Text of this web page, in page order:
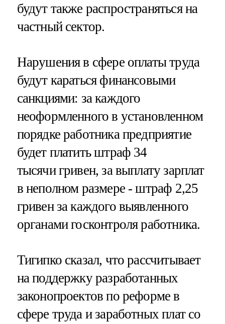
будут также распространяться на
частный сектор.
Нарушения в сфере оплаты труда
будут караться финансовыми
санкциями: за каждого
неоформленного в установленном
порядке работника предприятие
будет платить штраф 34
тысячи гривен, за выплату зарплат
в неполном размере - штраф 2,25
гривен за каждого выявленного
органами госконтроля работника.
Тигипко сказал, что рассчитывает
на поддержку разработанных
законопроектов по реформе в
сфере труда и заработных плат со